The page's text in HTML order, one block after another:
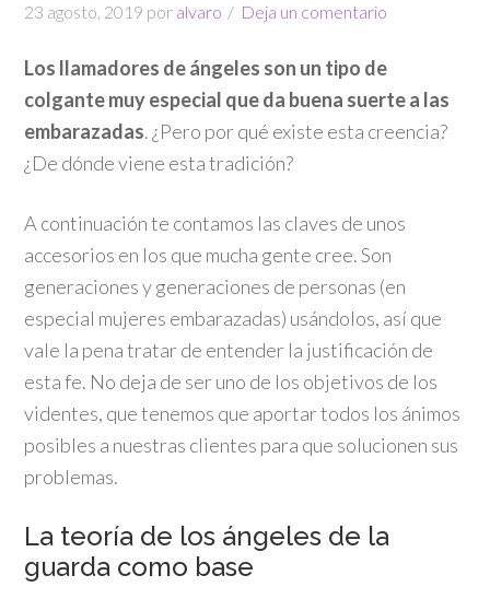
23 agosto, 2019 por alvaro Deja un comentario
Los llamadores de ángeles son un tipo de
colgante muy especial que da buena suerte a las
embarazadas. ¿Pero por qué existe esta creencia?
¿De dónde viene esta tradición?
A continuación te contamos las claves de unos
accesorios en los que mucha gente cree. Son
generaciones y generaciones de personas (en
especial mujeres embarazadas) usándolos, así que
vale la pena tratar de entender la justificación de
esta fe. No deja de ser uno de los objetivos de los
videntes, que tenemos que aportar todos los ánimos
posibles a nuestras clientes para que solucionen sus
problemas.
La teoría de los ángeles de la
guarda como base